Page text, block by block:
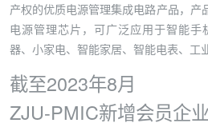
产权的优质电源管理集成电路产品，产
电源管理芯片，可广泛应用于智能
器、小家电、智能家居、智能电表、工
截至2023年8月
ZJU-PMIC新增会员企业